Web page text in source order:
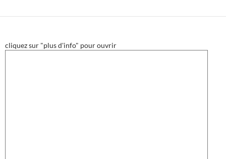
cliquez sur "plus d'info" pour ouvrir